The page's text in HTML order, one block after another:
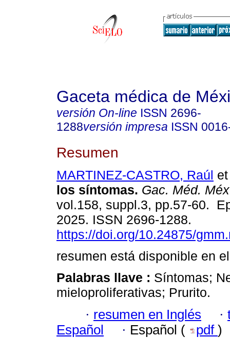
Gaceta médica de
versión On-line ISSN 2696-
1288versión impresa ISSN
Resumen
MARTINEZ-CASTRO, Raúl
los síntomas. Gac. Méd. Méx
vol.158, suppl.3, pp.57-60.
2025. ISSN 2696-1288.
https://doi.org/10.24875/
resumen está disponible en
Palabras llave : Síntomas;
mieloproliferativas; Prurito.
· resumen en Inglés ·
Español
· Español ( pdf )